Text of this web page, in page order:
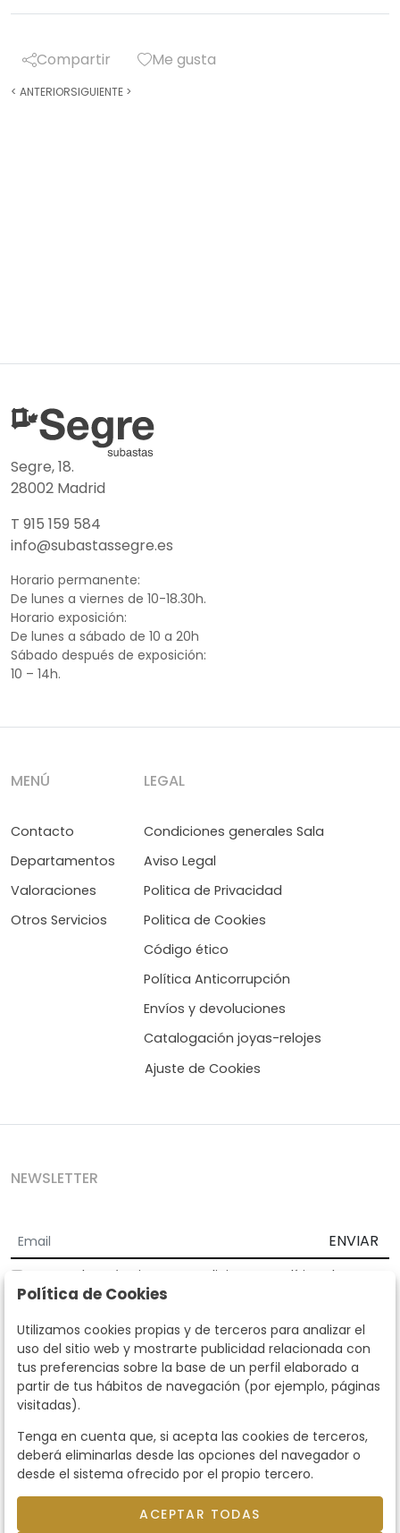
Compartir Me gusta
< ANTERIORSIGUIENTE >
Segre, 18.
28002 Madrid
T 915 159 584
info@subastassegre.es
Horario permanente:
De lunes a viernes de 10-18.30h.
Horario exposición:
De lunes a sábado de 10 a 20h
Sábado después de exposición:
10 – 14h.
MENÚ
Contacto
Departamentos
Valoraciones
Otros Servicios
LEGAL
Condiciones generales Sala
Aviso Legal
Politica de Privacidad
Politica de Cookies
Código ético
Política Anticorrupción
Envíos y devoluciones
Catalogación joyas-relojes
Ajuste de Cookies
NEWSLETTER
ENVIAR
Acepto los Términos y Condiciones
Política de
privacidad
Según la LOPD y disposiciones de desarrollo, informamos que sus
datos personales serán tratados por parte de Subastas Segre con la
finalidad de gestionar la relación comercial. Puede ejercitar los
derechos de acceso, rectificación, cancelación, oposición y demás
derechos en los términos establecidos en la normativa vigente
dirigiéndote a nosotros. Asimismo, nos puede solicitar el envío de
llamando al teléfono 915159584 o enviando un e-mail a
info@subastassegre.es
Este sitio está protegido por reCAPTCHA y se aplican la
Términos de servicio de Google.
Política de Cookies
Utilizamos cookies propias y de terceros para analizar el
uso del sitio web y mostrarte publicidad relacionada con
tus preferencias sobre la base de un perfil elaborado a
partir de tus hábitos de navegación (por ejemplo, páginas
visitadas).
Tenga en cuenta que, si acepta las cookies de terceros,
deberá eliminarlas desde las opciones del navegador o
desde el sistema ofrecido por el propio tercero.
ACEPTAR TODAS